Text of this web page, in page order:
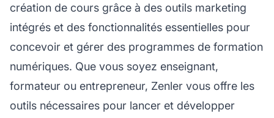
création de cours grâce à des outils marketing
intégrés et des fonctionnalités essentielles pour
concevoir et gérer des programmes de formation
numériques. Que vous soyez enseignant,
formateur ou entrepreneur, Zenler vous offre les
outils nécessaires pour lancer et développer